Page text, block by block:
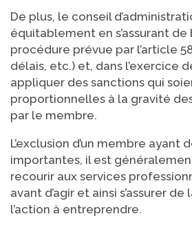
De plus, le conseil
équitablement en s’assurant de
procédure prévue par l’article
délais, etc.) et, dans l’exercice
appliquer des sanctions qui
proportionnelles à la gravité
par le membre.
L’exclusion d’un membre ayant
importantes, il est
recourir aux services
avant d’agir et ainsi s’assurer
l’action à entreprendre.